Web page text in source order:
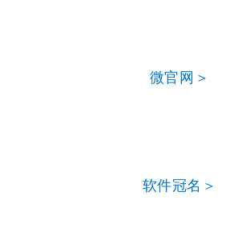
微官网＞
软件冠名＞